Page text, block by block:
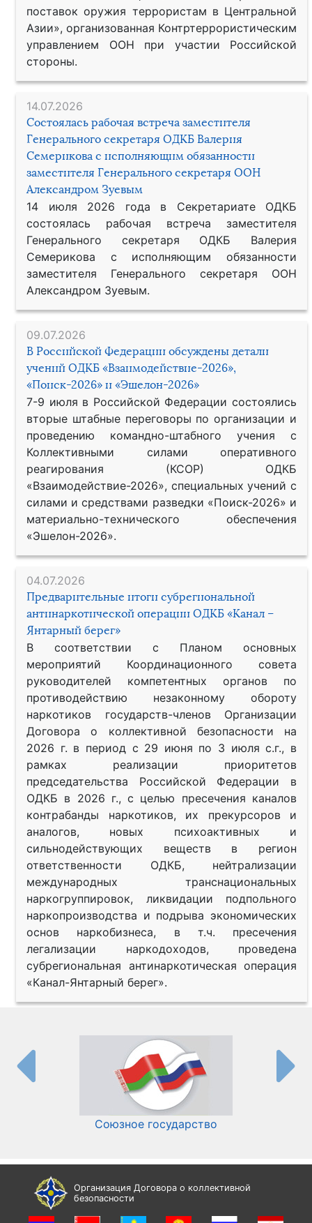
поставок оружия террористам в Центральной
Азии», организованная Контртеррористическим
управлением ООН при участии Российской
стороны.
14.07.2026
Состоялась рабочая встреча заместителя
Генерального секретаря ОДКБ Валерия
Семерикова с исполняющим обязанности
заместителя Генерального секретаря ООН
Александром Зуевым
14 июля 2026 года в Секретариате ОДКБ
состоялась рабочая встреча заместителя
Генерального секретаря ОДКБ Валерия
Семерикова с исполняющим обязанности
заместителя Генерального секретаря ООН
Александром Зуевым.
09.07.2026
В Российской Федерации обсуждены детали
учений ОДКБ «Взаимодействие-2026»,
«Поиск-2026» и «Эшелон-2026»
7-9 июля в Российской Федерации состоялись
вторые штабные переговоры по организации и
проведению командно-штабного учения с
Коллективными силами оперативного
реагирования (КСОР) ОДКБ
«Взаимодействие-2026», специальных учений с
силами и средствами разведки «Поиск-2026» и
материально-технического обеспечения
«Эшелон-2026».
04.07.2026
Предварительные итоги субрегиональной
антинаркотической операции ОДКБ «Канал –
Янтарный берег»
В соответствии с Планом основных
мероприятий Координационного совета
руководителей компетентных органов по
противодействию незаконному обороту
наркотиков государств-членов Организации
Договора о коллективной безопасности на
2026 г. в период с 29 июня по 3 июля с.г., в
рамках реализации приоритетов
председательства Российской Федерации в
ОДКБ в 2026 г., с целью пресечения каналов
контрабанды наркотиков, их прекурсоров и
аналогов, новых психоактивных и
сильнодействующих веществ в регион
ответственности ОДКБ, нейтрализации
международных транснациональных
наркогруппировок, ликвидации подпольного
наркопроизводства и подрыва экономических
основ наркобизнеса, в т.ч. пресечения
легализации наркодоходов, проведена
субрегиональная антинаркотическая операция
«Канал-Янтарный берег».
Союзное государство
Организация Договора о коллективной
безопасности